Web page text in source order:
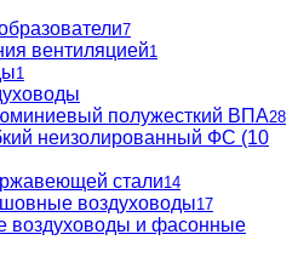
7
вентиляцией1
1
полужесткий ВПА28
неизолированный ФС (10
стали14
воздуховоды17
воздуховоды и фасонные